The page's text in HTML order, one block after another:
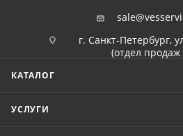
г. Санкт-Петербург,
(отдел продаж
КАТАЛОГ
УСЛУГИ